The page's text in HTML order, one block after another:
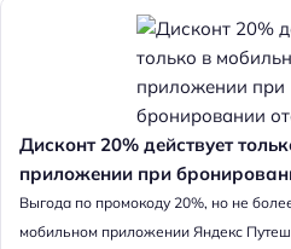
Дисконт 20% действует
приложении при
Выгода по промокоду 20%, но не
мобильном приложении Яндекс